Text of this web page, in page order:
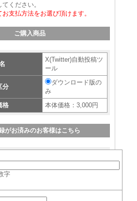
ください。
支払方法をお選び頂けます。
ご購入商品
X(Twitter)自動投稿ツ
ール
分
ダウンロード版の
み
格
本体価格：3,000円
がお済みのお客様はこちら
字